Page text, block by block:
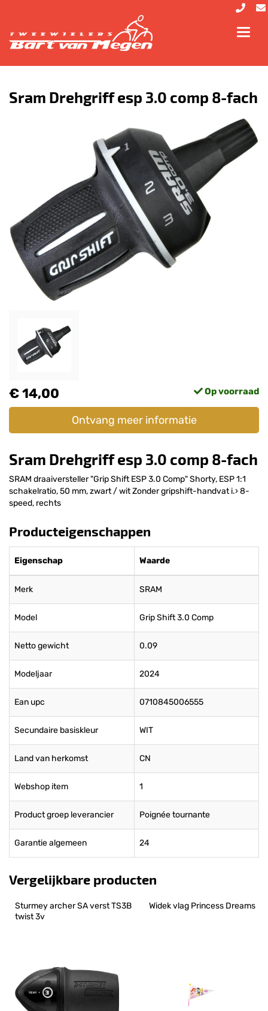
Sram Drehgriff esp 3.0 comp 8-fach
€ 14,00 Op voorraad
Ontvang meer informatie
Sram Drehgriff esp 3.0 comp 8-fach
SRAM draaiversteller "Grip Shift ESP 3.0 Comp" Shorty, ESP 1:1
schakelratio, 50 mm, zwart / wit Zonder gripshift-handvat i.› 8-
speed, rechts
Producteigenschappen
Eigenschap Waarde
Merk SRAM
Model Grip Shift 3.0 Comp
Netto gewicht 0.09
Modeljaar 2024
Ean upc 0710845006555
Secundaire basiskleur WIT
Land van herkomst CN
Webshop item 1
Product groep leverancier Poignée tournante
Garantie algemeen 24
Vergelijkbare producten
Sturmey archer SA verst TS3B
twist 3v
Widek vlag Princess Dreams